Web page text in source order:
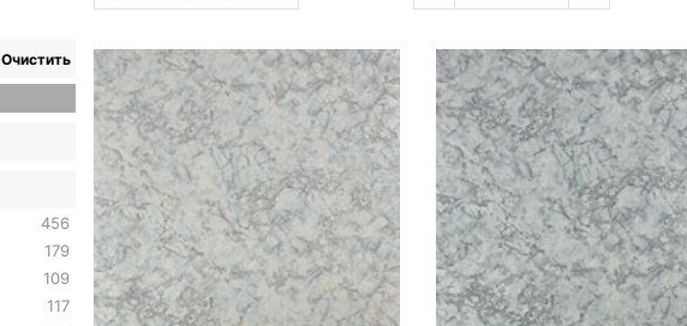
Очистить
456
179
109
117